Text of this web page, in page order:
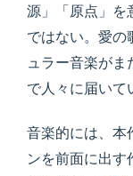
源」「原点」を
ではない。愛の
ュラー音楽が
で人々に届いて
音楽的には、本
ンを前面に出す